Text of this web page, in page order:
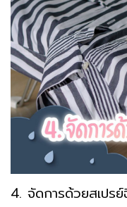
4. จัดการด้วยสเปร